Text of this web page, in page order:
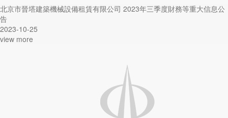
北京市晉塔建築機械設備租賃有限公司 2023年三季度財務等重大信息公
告
2023-10-25
view more